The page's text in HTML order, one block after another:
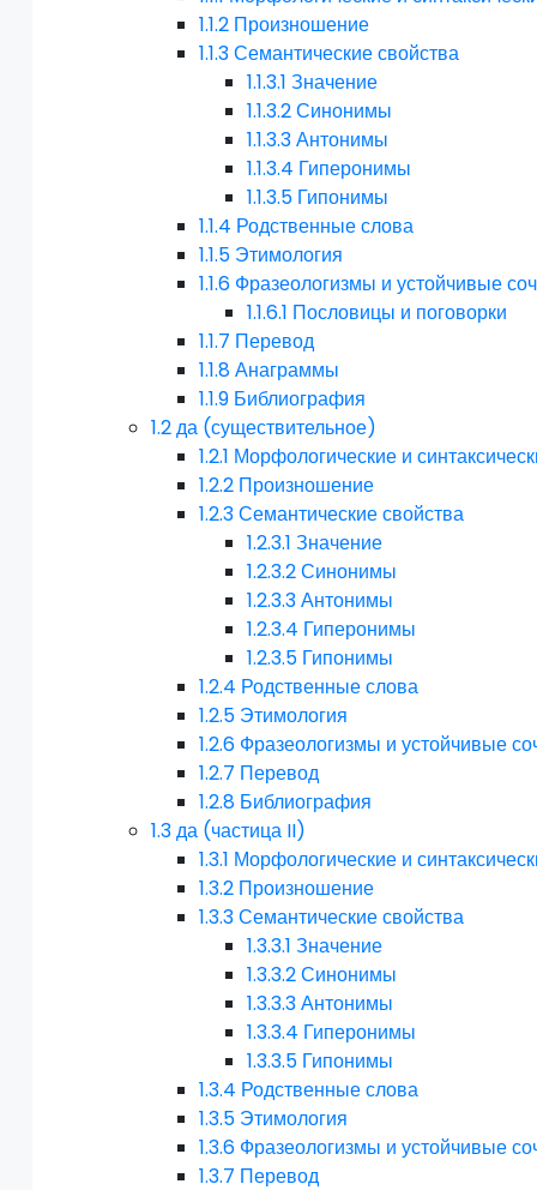
1.1.2 Произношение
1.1.3Семантические свойства
1.1.3.1 Значение
1.1.3.2Синонимы
1.1.3.3Антонимы
1.1.3.4 Гиперонимы
1.1.3.5 Гипонимы
1.1.4 Родственные слова
1.1.5 Этимология
1.1.6 Фразеологизмы и устойчивые
1.1.6.1 Пословицы и поговорки
1.1.7 Перевод
1.1.8Анаграммы
1.1.9 Библиография
1.2да (существительное)
1.2.1 Морфологические и
1.2.2 Произношение
1.2.3Семантические свойства
1.2.3.1 Значение
1.2.3.2Синонимы
1.2.3.3Антонимы
1.2.3.4 Гиперонимы
1.2.3.5 Гипонимы
1.2.4 Родственные слова
1.2.5 Этимология
1.2.6 Фразеологизмы и устойчивые
1.2.7 Перевод
1.2.8 Библиография
1.3да (частица II)
1.3.1 Морфологические и
1.3.2 Произношение
1.3.3Семантические свойства
1.3.3.1 Значение
1.3.3.2Синонимы
1.3.3.3Антонимы
1.3.3.4 Гиперонимы
1.3.3.5 Гипонимы
1.3.4 Родственные слова
1.3.5 Этимология
1.3.6 Фразеологизмы и устойчивые
1.3.7 Перевод